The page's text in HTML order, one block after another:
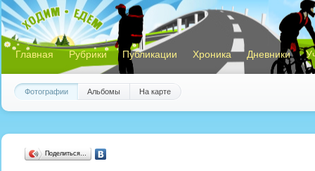
Главная Рубрики Публикации Хроника Дневники
Фотографии Альбомы На карте
Поделиться…